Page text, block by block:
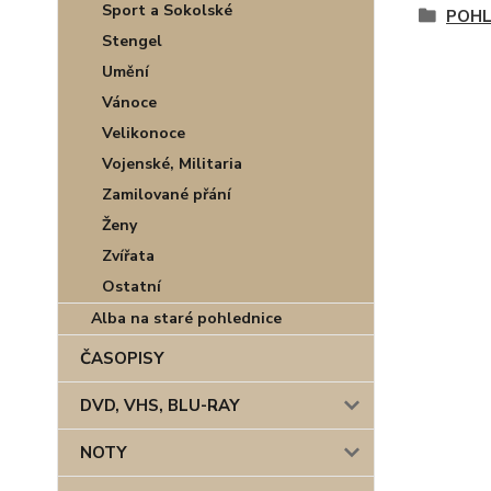
Sport a Sokolské
Stengel
Umění
Vánoce
Velikonoce
Vojenské, Militaria
Zamilované přání
Ženy
Zvířata
Ostatní
Alba na staré pohlednice
ČASOPISY
DVD, VHS, BLU-RAY
NOTY